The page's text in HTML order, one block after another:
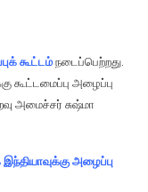
கூட்டம்நடைப்பெற்றது.
கூட்டமைப்பு அழைப்பு
அமைச்சர் சுஷ்மா
அழைப்பு